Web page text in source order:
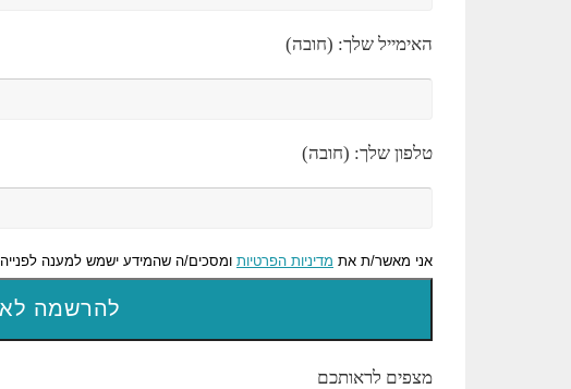
האימייל שלך: (חובה)
טלפון שלך: (חובה)
אני מאשר/ת את מדיניות הפרטיות ומסכים/ה שהמידע ישמש למענה
מצפים לראותכם